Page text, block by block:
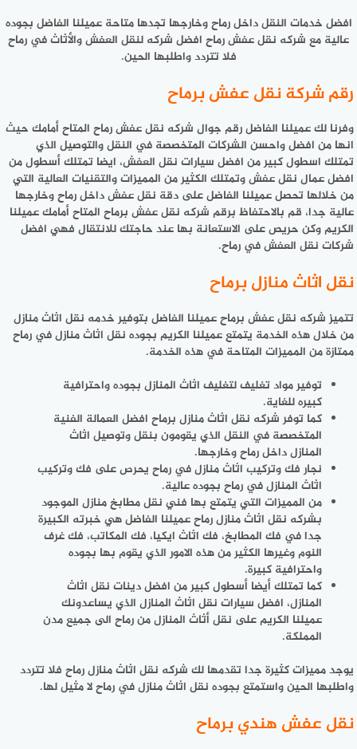
افضل خدمات النقل داخل رماح وخارجها تجدها متاحة عميلنا الفاضل بجوده
عالية مع شركه نقل عفش رماح افضل شركه لنقل العفش والأثاث في رماح
فلا تتردد واطلبها الحين.
رقم شركة نقل عفش برماح
وفرنا لك عميلنا الفاضل رقم جوال شركه نقل عفش رماح المتاح أمامك حيث
انها من افضل واحسن الشركات المتخصصة في النقل والتوصيل الذي
تمتلك اسطول كبير من افضل سيارات نقل العفش، ايضا تمتلك أسطول من
افضل عمال نقل عفش وتمتلك الكثير من المميزات والتقنيات العالية التي
من خلالها تحصل عميلنا الفاضل على دقة نقل عفش داخل رماح وخارجها
عالية جدا، قم بالاحتفاظ برقم شركه نقل عفش برماح المتاح أمامك عميلنا
الكريم وكن حريص على الاستعانة بها عند حاجتك للانتقال فهي افضل
شركات نقل العفش في رماح.
نقل اثاث منازل برماح
تتميز شركه نقل عفش برماح عميلنا الفاضل بتوفير خدمه نقل اثاث منازل
من خلال هذه الخدمة يتمتع عميلنا الكريم بجوده نقل اثاث منازل في رماح
ممتازة من المميزات المتاحة في هذه الخدمة.
توفير مواد تغليف لتغليف اثاث المنازل بجوده واحترافية
كبيره للغاية.
كما توفر شركه نقل اثاث منازل برماح افضل العمالة الفنية
المتخصصة في النقل الذي يقومون بنقل وتوصيل اثاث
المنازل داخل رماح وخارجها.
نجار فك وتركيب اثاث منازل في رماح يحرص على فك وتركيب
اثاث المنازل في رماح بجوده عالية.
من المميزات التي يتمتع بها فني نقل مطابخ منازل الموجود
بشركه نقل اثاث منازل رماح عميلنا الفاضل هي خبرته الكبيرة
جدا في فك المطابخ، فك اثاث ايكيا، فك المكاتب، فك غرف
النوم وغيرها الكثير من هذه الامور الذي يقوم بها بجوده
واحترافية كبيرة.
كما تمتلك أيضا أسطول كبير من افضل دينات نقل اثاث
المنازل، افضل سيارات نقل اثاث المنازل الذي يساعدونك
عميلنا الكريم على نقل أثاث المنازل من رماح الى جميع مدن
المملكة.
يوجد مميزات كثيرة جدا تقدمها لك شركه نقل اثاث منازل رماح فلا تتردد
واطلبها الحين واستمتع بجوده نقل اثاث منازل في رماح لا مثيل لها.
نقل عفش هندي برماح